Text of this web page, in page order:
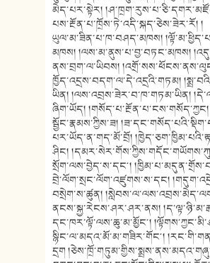
མེད་པར་སྟེར།
པས་རྔོན་པ་ཁྲོས་ཏེ་འདི་སྐད་ཅེས་ཟེར་རོ། །
ཡུལ་མ་ཟིན་པ་ཁ་བཤད་མཁས།
མཁས། །ལས་མ་ནུས་པ་བྱ་བཏང་མཁས།
ནས་བྲག་ལ་ཡིབས།
ཁྱོད་འདྲས་བདག་ལ་དེ་འདྲའི་གཏམ།
ཡིན། །ལས་འབྲས་ཟེར་བ་ཁ་གཏམ་ཡིན།
ཞིག་ཡོད། །གསོད་པ་རྔོན་པ་ངས་གསོད་ཀྱང།
སྦྱོང་རྣམས་ཀྱིས་ཟ།
པར་ཡོད་ན་གད་མོ་བྲོ།
ཤིང།
སྲོག་ལས་བྱེད་ས་དང༌།
བྲེ་ལོག་སྲང་ལོག་འཛུགས་ས་དང།
བསྲེག་ས་ཚུན།
ནངས་སྐྱ་རེངས་ཤར་ཤར་ནས།
དང་ཁར་ལྟོ་ལས་ཆུ་མ་མྱོང༌།
སྙིང་ལ་མདའ་མོ་མ་གཟིར་གོང༌།
དྲག